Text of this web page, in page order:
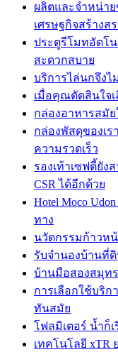
ผลิตและจำหน่า
เศรษฐกิจสร้างส
ประตูรีโมทอัตโ
สะดวกสบาย
บริการไล่นกจึงไ
เมื่อคุณตัดสินใจ
กล่องอาหารสมั
กล่องพัสดุของเ
ความรวดเร็ว
รองเท้าเซฟตี้ยัง
CSR ได้อีกด้วย
Hotel Moco
ทาง
นวัตกรรมก้าวหน้
รับจำนองบ้านที่
บ้านมือสองสมุทร
การเลือกใช้บริ
ทันสมัย
โฟลมิเตอร์ น้ำก็
เทคโนโลยี xTR